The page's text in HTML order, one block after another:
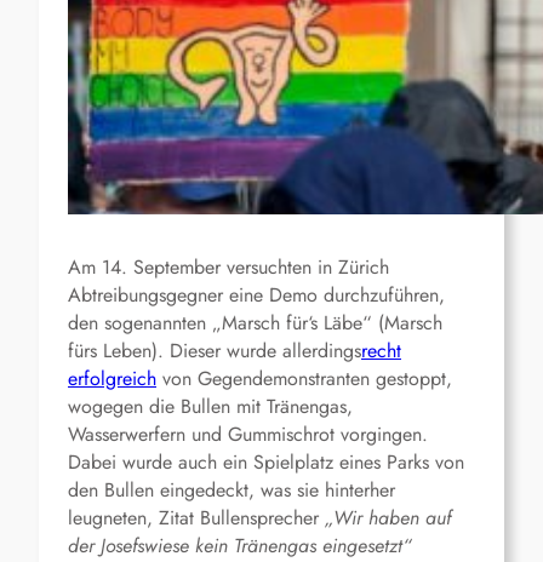
Am 14. September versuchten in Zürich
Abtreibungsgegner eine Demo durchzuführen,
den sogenannten „Marsch für‘s Läbe“ (Marsch
fürs Leben). Dieser wurde allerdingsrecht
erfolgreich von Gegendemonstranten gestoppt,
wogegen die Bullen mit Tränengas,
Wasserwerfern und Gummischrot vorgingen.
Dabei wurde auch ein Spielplatz eines Parks von
den Bullen eingedeckt, was sie hinterher
leugneten, Zitat Bullensprecher „Wir haben auf
der Josefswiese kein Tränengas eingesetzt“